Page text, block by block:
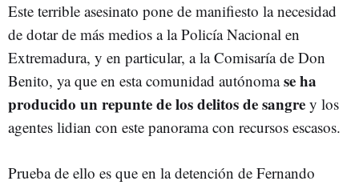
Este terrible asesinato pone de manifiesto la necesidad
de dotar de más medios a la Policía Nacional en
Extremadura, y en particular, a la Comisaría de Don
Benito, ya que en esta comunidad autónomase ha
producido un repunte de los delitos de sangre y los
agentes lidian con este panorama con recursos escasos.
Prueba de ello es que en la detención de Fernando